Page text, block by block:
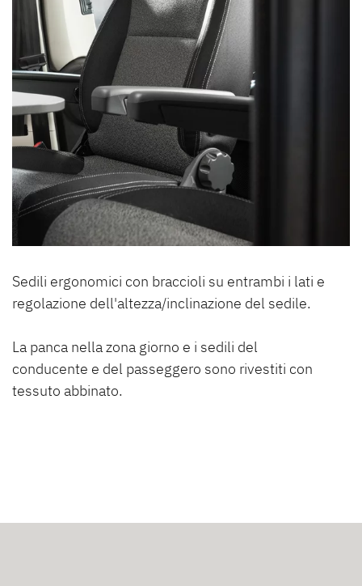
Sedili ergonomici con braccioli su entrambi i lati e
regolazione dell'altezza/inclinazione del sedile.
La panca nella zona giorno e i sedili del
conducente e del passeggero sono rivestiti con
tessuto abbinato.